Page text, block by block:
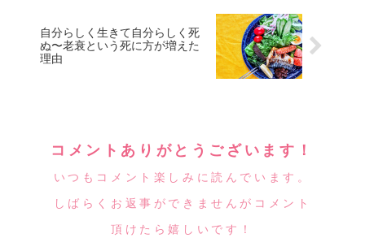
自分らしく生きて自分らしく死
ぬ〜老衰という死に方が増えた
理由
コメントありがとうございます！
いつもコメント楽しみに読んでいます。
しばらくお返事ができませんがコメント
頂けたら嬉しいです！